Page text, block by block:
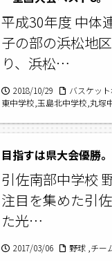
平成30年度 中体
子の部の浜松地
り、浜松…
2018/10/29 バスケッ
東中学校,玉島北中学校,丸塚
浜松学院中学校
目指すは県大会優勝。
引佐南部中学校
注目を集めた引
た光…
2017/03/06 野球 ,チー